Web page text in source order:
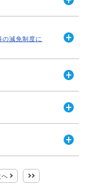
いても介護保険の
これは、認定の効
、認定の...
険制度では、1割
除き、介護サービ
費等）のおよそ半
皆様の介...
減免制度に
く
たす方が該当しま
より減額された保
、対象になりませ
や還付申告の際に
きます。 《年金
（非課税年金（＝
特別徴...
保険者証もしくは
（封書式）がお手
のお客様控用をは
入通知書をお持
へ 最後